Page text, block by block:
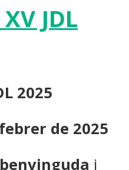
JDL
2025
de 2025
i